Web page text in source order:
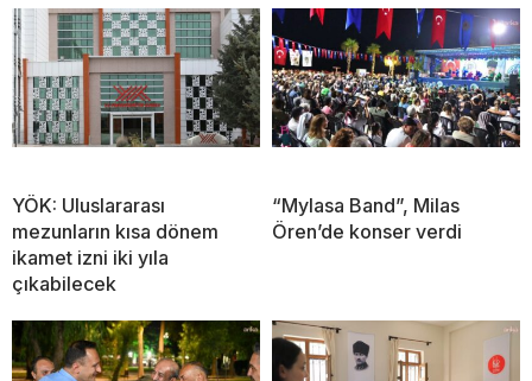
YÖK: Uluslararası
mezunların kısa dönem
ikamet izni iki yıla
çıkabilecek
“Mylasa Band”, Milas
Ören’de konser verdi